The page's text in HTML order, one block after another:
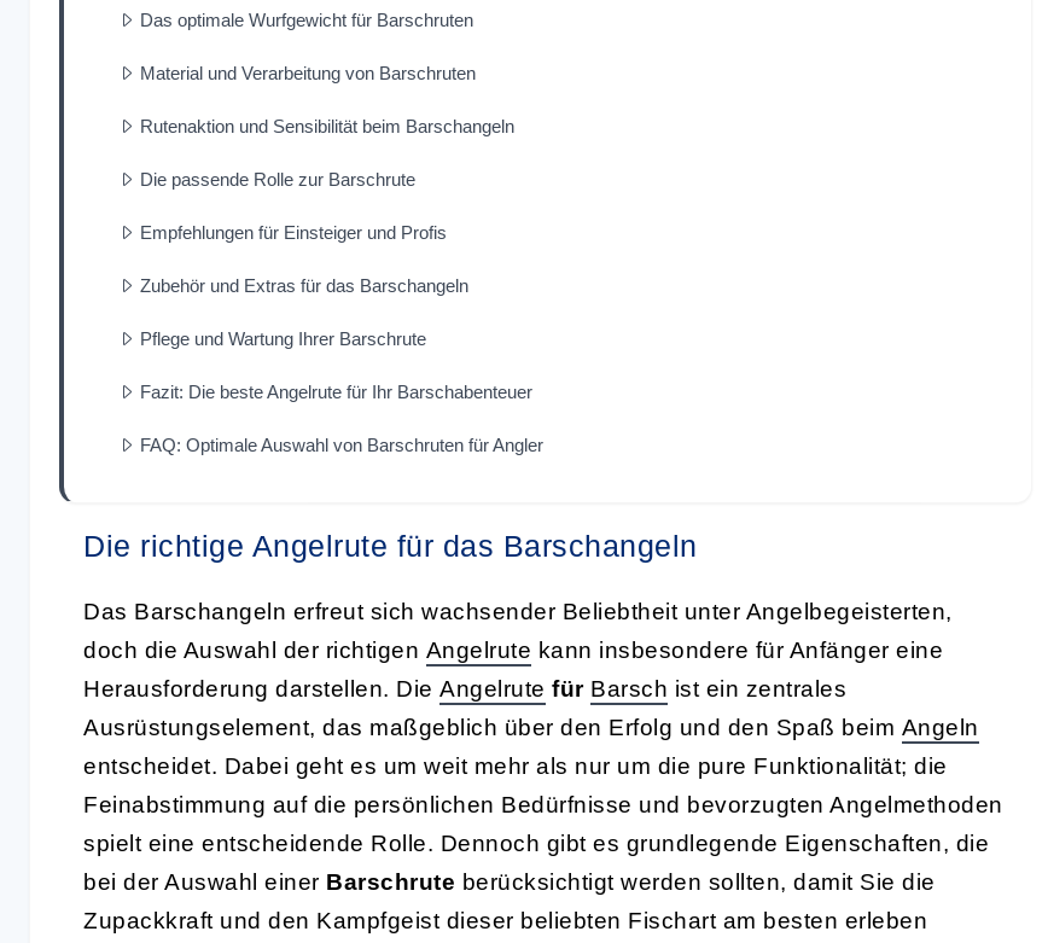
Das optimale Wurfgewicht für Barschruten
Material und Verarbeitung von Barschruten
Rutenaktion und Sensibilität beim Barschangeln
Die passende Rolle zur Barschrute
Empfehlungen für Einsteiger und Profis
Zubehör und Extras für das Barschangeln
Pflege und Wartung Ihrer Barschrute
Fazit: Die beste Angelrute für Ihr Barschabenteuer
FAQ: Optimale Auswahl von Barschruten für Angler
Die richtige Angelrute für das Barschangeln
Das Barschangeln erfreut sich wachsender Beliebtheit unter Angelbegeisterten,
doch die Auswahl der richtigen Angelrute kann insbesondere für Anfänger eine
Herausforderung darstellen. Die Angelrute für Barsch ist ein zentrales
Ausrüstungselement, das maßgeblich über den Erfolg und den Spaß beim Angeln
entscheidet. Dabei geht es um weit mehr als nur um die pure Funktionalität; die
Feinabstimmung auf die persönlichen Bedürfnisse und bevorzugten Angelmethoden
spielt eine entscheidende Rolle. Dennoch gibt es grundlegende Eigenschaften, die
bei der Auswahl einer Barschrute berücksichtigt werden sollten, damit Sie die
Zupackkraft und den Kampfgeist dieser beliebten Fischart am besten erleben